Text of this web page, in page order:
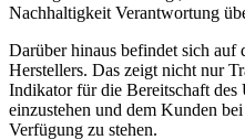
Nachhaltigkeit Verantwortung
Darüber hinaus befindet sich auf
Herstellers. Das zeigt nicht nur
Indikator für die Bereitschaft des
einzustehen und dem Kunden
Verfügung zu stehen.